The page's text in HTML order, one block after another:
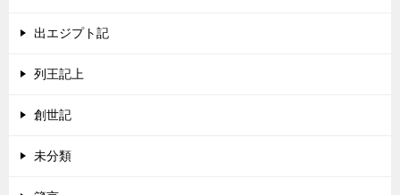
出エジプト記
列王記上
創世記
未分類